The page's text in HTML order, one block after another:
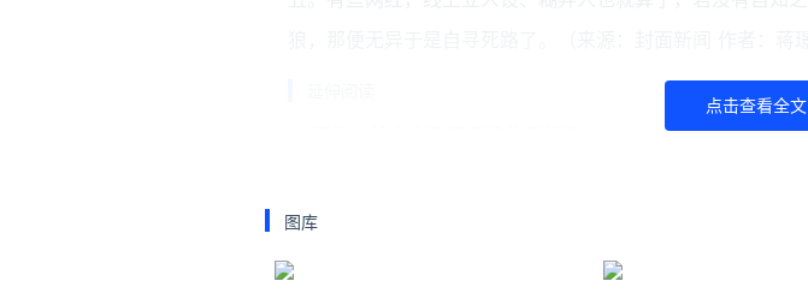
件。据了解，该游客为登山爱好者，9月6日上午前往七娘山
未归
点击查看全文
图库